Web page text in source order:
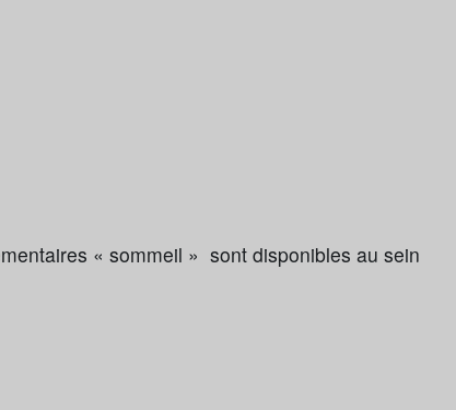
« sommeil » sont disponibles au sein